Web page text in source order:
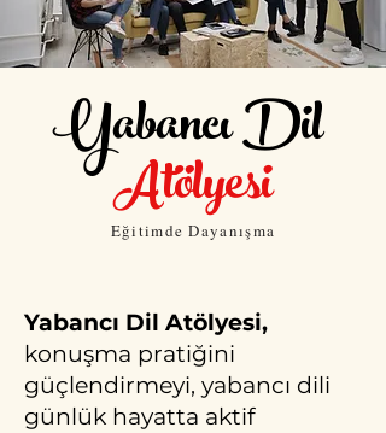
Yabancı Dil
Atölyesi
Eğitimde Dayanışma
Yabancı Dil Atölyesi,
konuşma pratiğini
güçlendirmeyi, yabancı dili
günlük hayatta aktif